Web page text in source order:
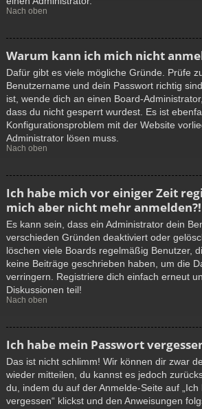
Nach oben
Warum kann ich mich nicht
Dafür gibt es viele mögliche Gründe. Prüfe
Benutzername und dein Passwort richtig
ist, wende dich an einen Board-
dass du nicht gesperrt wurdest. Es ist
Konfigurationsproblem mit der Website
Administrator lösen muss.
Nach oben
Ich habe mich vor einiger Zeit
mich aber nicht mehr anmelden?!
Es kann sein, dass ein Administrator dein
verschieden Gründen deaktiviert oder
löschen viele Boards regelmäßig Benutzer,
keine Beiträge geschrieben haben, um die
verringern. Registriere dich einfach erneut
Diskussionen teil!
Nach oben
Ich habe mein Passwort
Das ist nicht schlimm! Wir können dir zwar
wieder mitteilen, du kannst es jedoch
du, indem du auf der Anmelde-Seite auf
vergessen“ klickst und den Anweisungen